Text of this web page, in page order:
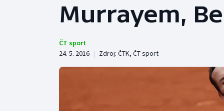
Tenis
Cyklistika
Basketbal
Boby a skeleton
Murrayem,
ČT sport
24. 5. 2016 | Zdroj: ČTK, ČT sport